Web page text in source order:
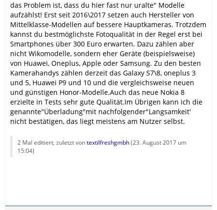
das Problem ist, dass du hier fast nur uralte" Modelle
aufzählst! Erst seit 2016\2017 setzen auch Hersteller von
Mittelklasse-Modellen auf bessere Hauptkameras. Trotzdem
kannst du bestmöglichste Fotoqualität in der Regel erst bei
Smartphones über 300 Euro erwarten. Dazu zählen aber
nicht Wikomodelle, sondern eher Geräte (beispielsweise)
von Huawei, Oneplus, Apple oder Samsung. Zu den besten
Kamerahandys zählen derzeit das Galaxy S7\8, oneplus 3
und 5, Huawei P9 und 10 und die vergleichsweise neuen
und günstigen Honor-Modelle.Auch das neue Nokia 8
erzielte in Tests sehr gute Qualität.Im Übrigen kann ich die
genannte"Überladung"mit nachfolgender"Langsamkeit'
nicht bestätigen, das liegt meistens am Nutzer selbst.
2 Mal editiert, zuletzt vontextilfreshgmbh(23. August 2017 um
15:04)